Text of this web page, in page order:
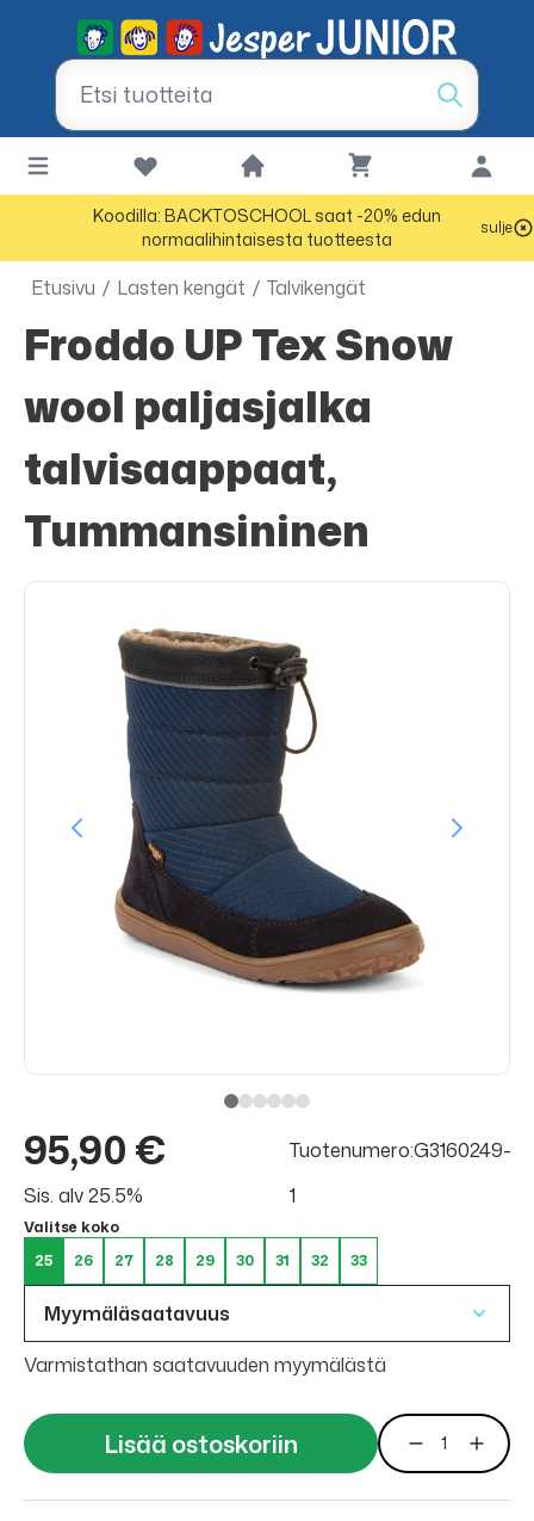
Koodilla: BACKTOSCHOOL saat -20% edun
normaalihintaisesta tuotteesta
sulje
Etusivu / Lasten kengät / Talvikengät
Froddo UP Tex Snow
wool paljasjalka
talvisaappaat,
Tummansininen
95,90 €
Sis. alv 25.5%
Tuotenumero:G3160249-
1
Valitse koko
25
26 27 28 29 30 31 32 33
Myymäläsaatavuus
Varmistathan saatavuuden myymälästä
Lisää ostoskoriin